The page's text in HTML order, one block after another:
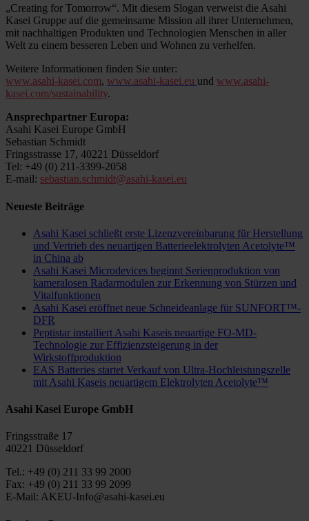
„Creating for Tomorrow“. Mit diesem Slogan verweist die Asahi
Kasei Gruppe auf die gemeinsame Mission all ihrer Unternehmen,
mit nachhaltigen Produkten und Technologien Menschen in aller
Welt zu einem besseren Leben und Wohnen zu verhelfen.
Weitere Informationen finden Sie unter:
www.asahi-kasei.com, www.asahi-kasei.eu und www.asahi-
kasei.com/sustainability.
Ansprechpartner Europa:
Asahi Kasei Europe GmbH
Sebastian Schmidt
Fringsstrasse 17, 40221 Düsseldorf
Tel: +49 (0) 211-3399-2058
E-mail: sebastian.schmidt@asahi-kasei.eu
Neueste Beiträge
Asahi Kasei schließt erste Lizenzvereinbarung für Herstellung
und Vertrieb des neuartigen Batterieelektrolyten Acetolyte™
in China ab
Asahi Kasei Microdevices beginnt Serienproduktion von
kameralosen Radarmodulen zur Erkennung von Stürzen und
Vitalfunktionen
Asahi Kasei eröffnet neue Schneideanlage für SUNFORT™-
DFR
Peptistar installiert Asahi Kaseis neuartige FO-MD-
Technologie zur Effizienzsteigerung in der
Wirkstoffproduktion
EAS Batteries startet Verkauf von Ultra-Hochleistungszelle
mit Asahi Kaseis neuartigem Elektrolyten Acetolyte™
Asahi Kasei Europe GmbH
Fringsstraße 17
40221 Düsseldorf
Tel.: +49 (0) 211 33 99 2000
Fax: +49 (0) 211 33 99 2099
E-Mail: AKEU-Info@asahi-kasei.eu